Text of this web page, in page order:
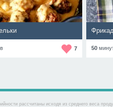
7 50
рассчитаны исходя из среднего веса